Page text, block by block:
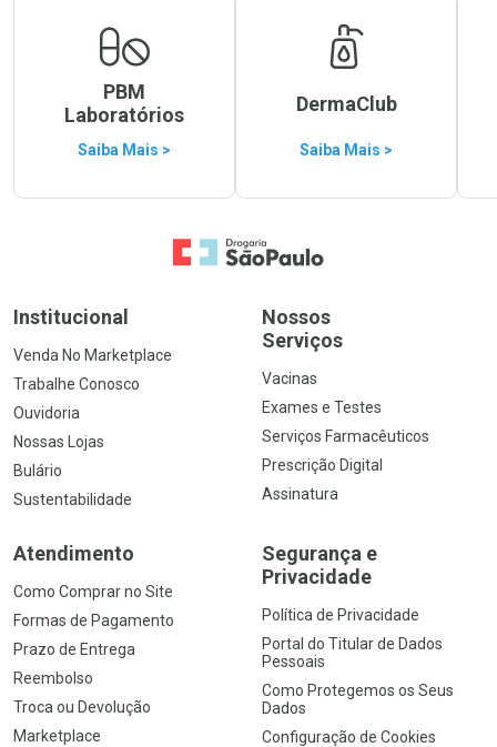
PBM
Laboratórios
Saiba Mais >
DermaClub
Saiba Mais >
Ir para a Home
Institucional
Venda No Marketplace
Trabalhe Conosco
Ouvidoria
Nossas Lojas
Bulário
Sustentabilidade
Nossos
Serviços
Vacinas
Exames e Testes
Serviços Farmacêuticos
Prescrição Digital
Assinatura
Atendimento
Como Comprar no Site
Formas de Pagamento
Prazo de Entrega
Reembolso
Troca ou Devolução
Marketplace
Segurança e
Privacidade
Política de Privacidade
Portal do Titular de Dados
Pessoais
Como Protegemos os Seus
Dados
Configuração de Cookies